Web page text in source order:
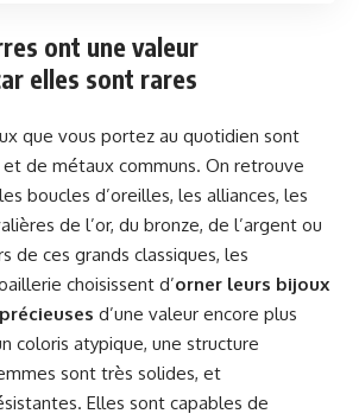
ont une valeur
elles sont rares
que vous portez au quotidien sont
de métaux communs. On retrouve
boucles d’oreilles, les alliances, les
de l’or, du bronze, de l’argent ou
de ces grands classiques, les
choisissent d’orner leurs bijoux
d’une valeur encore plus
coloris atypique, une structure
sont très solides, et
Elles sont capables de